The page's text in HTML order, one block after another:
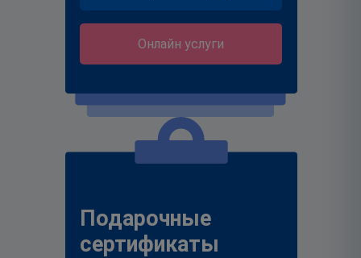
Онлайн услуги
Подарочные
сертификаты